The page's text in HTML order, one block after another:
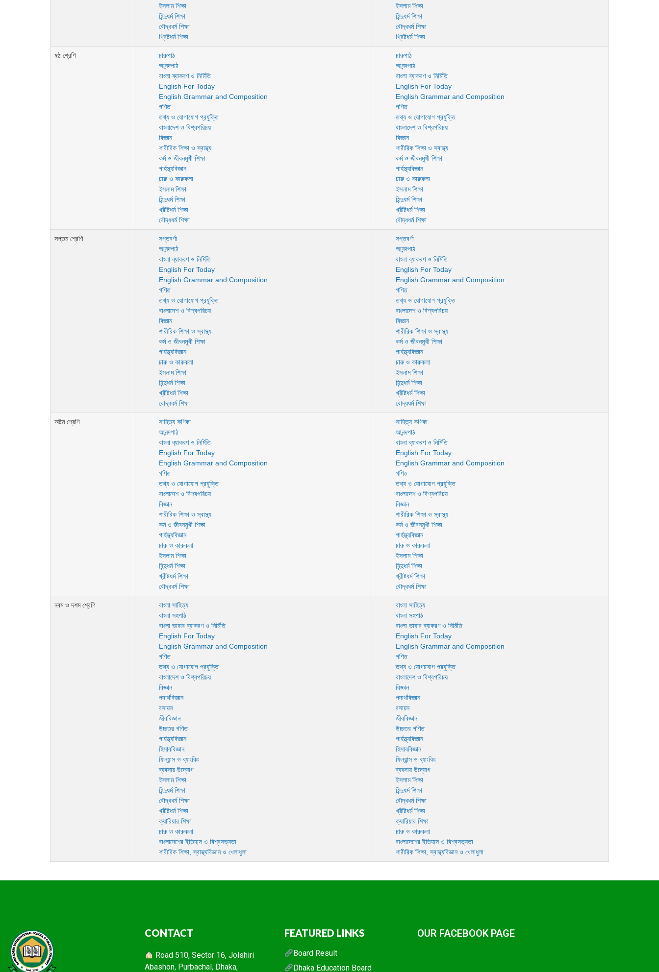
ইসলাম শিক্ষা
হিন্দুধর্ম শিক্ষা
বৌদ্ধধর্ম শিক্ষা
খ্রিষ্টধর্ম শিক্ষা
ইসলাম শিক্ষা
হিন্দুধর্ম শিক্ষা
বৌদ্ধধর্ম শিক্ষা
খ্রিষ্টধর্ম শিক্ষা
ষষ্ঠ শ্রেণি
চারুপাঠ
আনন্দপাঠ
বাংলা ব্যাকরণ ও নির্মিতি
English For Today
English Grammar and Composition
গণিত
তথ্য ও যোগাযোগ প্রযুক্তি
বাংলাদেশ ও বিশ্বপরিচয়
বিজ্ঞান
শারীরিক শিক্ষা ও স্বাস্থ্য
কর্ম ও জীবনমুখী শিক্ষা
গার্হস্থ্যবিজ্ঞান
চারু ও কারুকলা
ইসলাম শিক্ষা
হিন্দুধর্ম শিক্ষা
খ্রীষ্টধর্ম শিক্ষা
বৌদ্ধধর্ম শিক্ষা
চারুপাঠ
আনন্দপাঠ
বাংলা ব্যাকরণ ও নির্মিতি
English For Today
English Grammar and Composition
গণিত
তথ্য ও যোগাযোগ প্রযুক্তি
বাংলাদেশ ও বিশ্বপরিচয়
বিজ্ঞান
শারীরিক শিক্ষা ও স্বাস্থ্য
কর্ম ও জীবনমুখী শিক্ষা
গার্হস্থ্যবিজ্ঞান
চারু ও কারুকলা
ইসলাম শিক্ষা
হিন্দুধর্ম শিক্ষা
খ্রীষ্টধর্ম শিক্ষা
বৌদ্ধধর্ম শিক্ষা
সপ্তম শ্রেণি
সপ্তবর্ণা
আনন্দপাঠ
বাংলা ব্যাকরণ ও নির্মিতি
English For Today
English Grammar and Composition
গণিত
তথ্য ও যোগাযোগ প্রযুক্তি
বাংলাদেশ ও বিশ্বপরিচয়
বিজ্ঞান
শারীরিক শিক্ষা ও স্বাস্থ্য
কর্ম ও জীবনমুখী শিক্ষা
গার্হস্থ্যবিজ্ঞান
চারু ও কারুকলা
ইসলাম শিক্ষা
হিন্দুধর্ম শিক্ষা
খ্রীষ্টধর্ম শিক্ষা
বৌদ্ধধর্ম শিক্ষা
সপ্তবর্ণা
আনন্দপাঠ
বাংলা ব্যাকরণ ও নির্মিতি
English For Today
English Grammar and Composition
গণিত
তথ্য ও যোগাযোগ প্রযুক্তি
বাংলাদেশ ও বিশ্বপরিচয়
বিজ্ঞান
শারীরিক শিক্ষা ও স্বাস্থ্য
কর্ম ও জীবনমুখী শিক্ষা
গার্হস্থ্যবিজ্ঞান
চারু ও কারুকলা
ইসলাম শিক্ষা
হিন্দুধর্ম শিক্ষা
খ্রীষ্টধর্ম শিক্ষা
বৌদ্ধধর্ম শিক্ষা
অষ্টম শ্রেণি
সাহিত্য কণিকা
আনন্দপাঠ
বাংলা ব্যাকরণ ও নির্মিতি
English For Today
English Grammar and Composition
গণিত
তথ্য ও যোগাযোগ প্রযুক্তি
বাংলাদেশ ও বিশ্বপরিচয়
বিজ্ঞান
শারীরিক শিক্ষা ও স্বাস্থ্য
কর্ম ও জীবনমুখী শিক্ষা
গার্হস্থ্যবিজ্ঞান
চারু ও কারুকলা
ইসলাম শিক্ষা
হিন্দুধর্ম শিক্ষা
খ্রীষ্টধর্ম শিক্ষা
বৌদ্ধধর্ম শিক্ষা
সাহিত্য কণিকা
আনন্দপাঠ
বাংলা ব্যাকরণ ও নির্মিতি
English For Today
English Grammar and Composition
গণিত
তথ্য ও যোগাযোগ প্রযুক্তি
বাংলাদেশ ও বিশ্বপরিচয়
বিজ্ঞান
শারীরিক শিক্ষা ও স্বাস্থ্য
কর্ম ও জীবনমুখী শিক্ষা
গার্হস্থ্যবিজ্ঞান
চারু ও কারুকলা
ইসলাম শিক্ষা
হিন্দুধর্ম শিক্ষা
খ্রীষ্টধর্ম শিক্ষা
বৌদ্ধধর্ম শিক্ষা
নবম ও দশম শ্রেণি
বাংলা সাহিত্য
বাংলা সহপাঠ
বাংলা ভাষার ব্যাকরণ ও নির্মিতি
English For Today
English Grammar and Composition
গণিত
তথ্য ও যোগাযোগ প্রযুক্তি
বাংলাদেশ ও বিশ্বপরিচয়
বিজ্ঞান
পদার্থবিজ্ঞান
রসায়ন
জীববিজ্ঞান
উচ্চতর গণিত
গার্হস্থ্যবিজ্ঞান
হিসাববিজ্ঞান
ফিন্যান্স ও ব্যাংকিং
ব্যবসায় উদ্যোগ
ইসলাম শিক্ষা
হিন্দুধর্ম শিক্ষা
বৌদ্ধধর্ম শিক্ষা
খ্রীষ্টধর্ম শিক্ষা
ক্যারিয়ার শিক্ষা
চারু ও কারুকলা
বাংলাদেশের ইতিহাস ও বিশ্বসভ্যতা
শারীরিক শিক্ষা, স্বাস্থ্যবিজ্ঞান ও খেলাধুলা
বাংলা সাহিত্য
বাংলা সহপাঠ
বাংলা ভাষার ব্যাকরণ ও নির্মিতি
English For Today
English Grammar and Composition
গণিত
তথ্য ও যোগাযোগ প্রযুক্তি
বাংলাদেশ ও বিশ্বপরিচয়
বিজ্ঞান
পদার্থবিজ্ঞান
রসায়ন
জীববিজ্ঞান
উচ্চতর গণিত
গার্হস্থ্যবিজ্ঞান
হিসাববিজ্ঞান
ফিন্যান্স ও ব্যাংকিং
ব্যবসায় উদ্যোগ
ইসলাম শিক্ষা
হিন্দুধর্ম শিক্ষা
বৌদ্ধধর্ম শিক্ষা
খ্রীষ্টধর্ম শিক্ষা
ক্যারিয়ার শিক্ষা
চারু ও কারুকলা
বাংলাদেশের ইতিহাস ও বিশ্বসভ্যতা
শারীরিক শিক্ষা, স্বাস্থ্যবিজ্ঞান ও খেলাধুলা
CONTACT
Road 510, Sector 16, Jolshiri
Abashon, Purbachal, Dhaka,
FEATURED LINKS
Board Result
Dhaka Education Board
OUR FACEBOOK PAGE